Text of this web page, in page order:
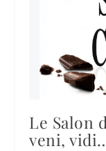
Le Salon
veni,